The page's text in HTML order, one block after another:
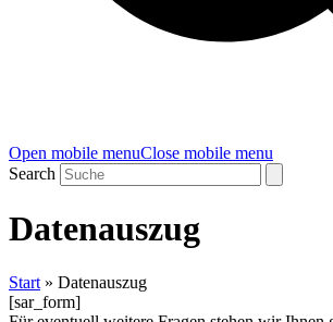
Open mobile menuClose mobile menu
Search
Datenauszug
Start » Datenauszug
[sar_form]